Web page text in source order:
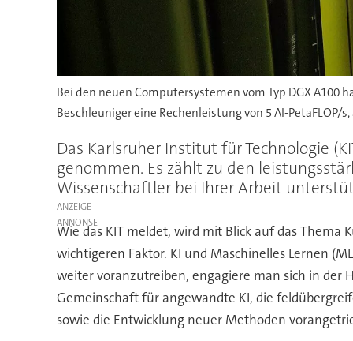
Bei den neuen Computersystemen vom Typ DGX A100
Beschleuniger eine Rechenleistung von 5 AI-
Das Karlsruher Institut für Technologie
genommen. Es zählt zu den
Wissenschaftler bei Ihrer Arbeit
ANZEIGE
Wie das KIT meldet, wird mit Blick auf das
wichtigeren Faktor. KI und Maschinelles Lernen
weiter voranzutreiben, engagiere man sich in der
Gemeinschaft für angewandte KI, die
sowie die Entwicklung neuer Methoden